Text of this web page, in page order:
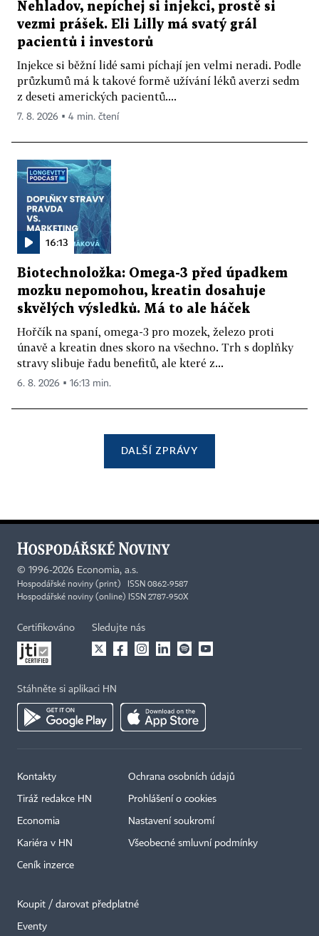
Nehladov, nepíchej si injekci, prostě si
vezmi prášek. Eli Lilly má svatý grál
pacientů i investorů
Injekce si běžní lidé sami píchají jen velmi neradi. Podle
průzkumů má k takové formě užívání léků averzi sedm
z deseti amerických pacientů....
7. 8. 2026 ▪ 4 min. čtení
16:13
Biotechnoložka: Omega-3 před úpadkem
mozku nepomohou, kreatin dosahuje
skvělých výsledků. Má to ale háček
Hořčík na spaní, omega-3 pro mozek, železo proti
únavě a kreatin dnes skoro na všechno. Trh s doplňky
stravy slibuje řadu benefitů, ale které z...
6. 8. 2026 ▪ 16:13 min.
DALŠÍ ZPRÁVY
© 1996-2026 Economia, a.s.
Hospodářské noviny (print) ISSN 0862-9587
Hospodářské noviny (online) ISSN 2787-950X
Certifikováno Sledujte nás
Stáhněte si aplikaci HN
Kontakty
Tiráž redakce HN
Economia
Kariéra v HN
Ceník inzerce
Ochrana osobních údajů
Prohlášení o cookies
Nastavení soukromí
Všeobecné smluvní podmínky
Koupit / darovat předplatné
Eventy